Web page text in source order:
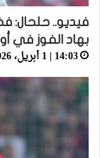
فيديو.. حلحال:
بهاد الفوز في
14:03 | 1 أبريل، 2026